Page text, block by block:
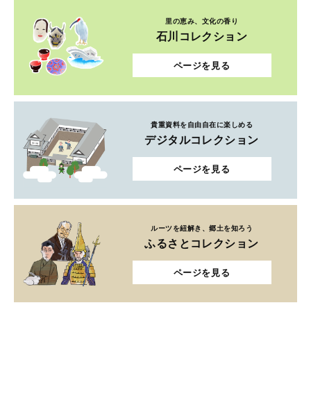
里の恵み、文化の香り
石川コレクション
ページを見る
貴重資料を自由自在に楽しめる
デジタルコレクション
ページを見る
ルーツを紐解き、郷土を知ろう
ふるさとコレクション
ページを見る